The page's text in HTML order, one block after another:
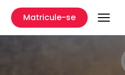
Matricule-se